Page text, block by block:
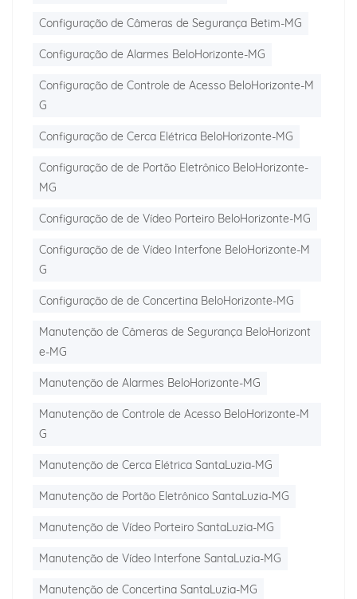
Configuração de Câmeras de Segurança Betim-MG
Configuração de Alarmes BeloHorizonte-MG
Configuração de Controle de Acesso BeloHorizonte-M
G
Configuração de Cerca Elétrica BeloHorizonte-MG
Configuração de de Portão Eletrônico BeloHorizonte-
MG
Configuração de de Vídeo Porteiro BeloHorizonte-MG
Configuração de de Vídeo Interfone BeloHorizonte-M
G
Configuração de de Concertina BeloHorizonte-MG
Manutenção de Câmeras de Segurança BeloHorizont
e-MG
Manutenção de Alarmes BeloHorizonte-MG
Manutenção de Controle de Acesso BeloHorizonte-M
G
Manutenção de Cerca Elétrica SantaLuzia-MG
Manutenção de Portão Eletrônico SantaLuzia-MG
Manutenção de Vídeo Porteiro SantaLuzia-MG
Manutenção de Vídeo Interfone SantaLuzia-MG
Manutenção de Concertina SantaLuzia-MG